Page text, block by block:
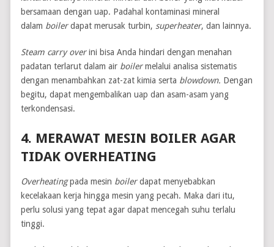
bersamaan dengan uap. Padahal kontaminasi mineral
dalam boilerdapat merusak turbin,superheater, dan lainnya.
Steam carry overini bisa Anda hindari dengan menahan
padatan terlarut dalam air boilermelalui analisa sistematis
dengan menambahkan zat-zat kimia serta blowdown. Dengan
begitu, dapat mengembalikan uap dan asam-asam yang
terkondensasi.
4. MERAWAT MESIN BOILER AGAR
TIDAK OVERHEATING
Overheatingpada mesin boilerdapat menyebabkan
kecelakaan kerja hingga mesin yang pecah. Maka dari itu,
perlu solusi yang tepat agar dapat mencegah suhu terlalu
tinggi.